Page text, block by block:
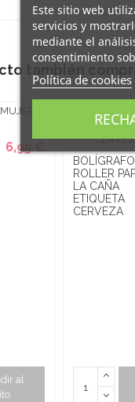
también
6,95 €
al
BOLÍGRAFO
ROLLER
LA CAÑA
ETIQUETA
CERVEZA
Este sitio web
servicios y
mediante el
consentimiento
Política de cookies